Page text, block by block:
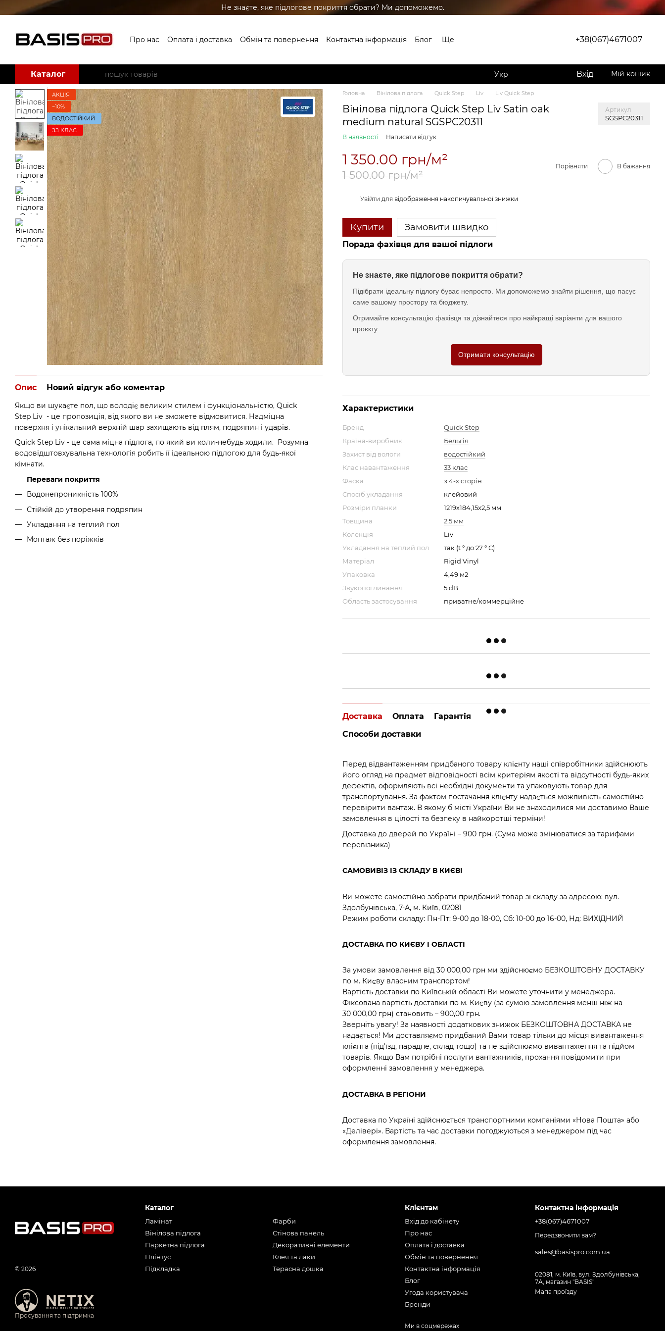
Перейти до основного контенту Не знаєте, яке підлогове покриття обрати? Ми допоможемо.
Про нас Оплата і доставка Обмін та повернення Контактна інформація Блог Ще +38(067)4671007
Каталог Укр Вхід Мій кошик
АКЦІЯ
−10%
ВОДОСТІЙКИЙ
ЗЗ КЛАС
Опис Новий відгук або коментар
Якщо ви шукаєте пол, що володіє великим стилем і функціональністю, Quick
Step Liv - це пропозиція, від якого ви не зможете відмовитися. Надміцна
поверхня і унікальний верхній шар захищають від плям, подряпин і ударів.
Quick Step Liv - це сама міцна підлога, по який ви коли-небудь ходили. Розумна
водовідштовхувальна технологія робить її ідеальною підлогою для будь-якої
кімнати.
Переваги покриття
Водонепроникність 100%
Стійкій до утворення подряпин
Укладання на теплий пол
Монтаж без поріжків
Головна Вінілова підлога Quick Step Liv Liv Quick Step
Вінілова підлога Quick Step Liv Satin oak
medium natural SGSPC20311
Артикул
SGSPC20311
В наявності Написати відгук
1 350.00 грн/м²
1 500.00 грн/м²
Порівняти В бажання
Увійти для відображення накопичувальної знижки
Купити Замовити швидко
Порада фахівця для вашої підлоги
Не знаєте, яке підлогове покриття обрати?
Підібрати ідеальну підлогу буває непросто. Ми допоможемо знайти рішення, що пасує
саме вашому простору та бюджету.
Отримайте консультацію фахівця та дізнайтеся про найкращі варіанти для вашого
проєкту.
Отримати консультацію
Характеристики
Бренд
Quick Step
Країна-виробник
Бельгія
Захист від вологи
водостійкий
Клас навантаження
33 клас
Фаска
з 4-х сторін
Спосіб укладання
клейовий
Розміри планки
1219х184,15х2,5 мм
Товщина
2,5 мм
Колекція
Liv
Укладання на теплий пол
так (t ° до 27 ° С)
Матеріал
Rigid Vinyl
Упаковка
4,49 м2
Звукопоглинання
5 dB
Область застосування
приватне/коммерційне
Доставка Оплата
Гарантія
Способи доставки
Перед відвантаженням придбаного товару клієнту наші співробітники здійснюють
його огляд на предмет відповідності всім критеріям якості та відсутності будь-яких
дефектів, оформляють всі необхідні документи та упаковують товар для
транспортування. За фактом постачання клієнту надається можливість самостійно
перевірити вантаж. В якому б місті України Ви не знаходилися ми доставимо Ваше
замовлення в цілості та безпеку в найкоротші терміни!
Доставка до дверей по Україні – 900 грн. (Сума може змінюватися за тарифами
перевізника)
САМОВИВІЗ ІЗ СКЛАДУ В КИЄВІ
Ви можете самостійно забрати придбаний товар зі складу за адресою: вул.
Здолбунівська, 7-А, м. Київ, 02081
Режим роботи складу: Пн-Пт: 9-00 до 18-00, Сб: 10-00 до 16-00, Нд: ВИХІДНИЙ
ДОСТАВКА ПО КИЄВУ І ОБЛАСТІ
За умови замовлення від 30 000,00 грн ми здійснюємо БЕЗКОШТОВНУ ДОСТАВКУ
по м. Києву власним транспортом!
Вартість доставки по Київській області Ви можете уточнити у менеджера.
Фіксована вартість доставки по м. Києву (за сумою замовлення менш ніж на
30 000,00 грн) становить – 900,00 грн.
Зверніть увагу! За наявності додаткових знижок БЕЗКОШТОВНА ДОСТАВКА не
надається! Ми доставляємо придбаний Вами товар тільки до місця вивантаження
клієнта (під'їзд, парадне, склад тощо) та не здійснюємо вивантаження та підйом
товарів. Якщо Вам потрібні послуги вантажників, прохання повідомити при
оформленні замовлення у менеджера.
ДОСТАВКА В РЕГІОНИ
Доставка по Україні здійснюється транспортними компаніями «Нова Пошта» або
«Делівері». Вартість та час доставки погоджуються з менеджером під час
оформлення замовлення.
© 2026
Просування та підтримка
Каталог
Ламінат
Вінілова підлога
Паркетна підлога
Плінтус
Підкладка
Фарби
Стінова панель
Декоративні елементи
Клея та лаки
Терасна дошка
Клієнтам
Вхід до кабінету
Про нас
Оплата і доставка
Обмін та повернення
Контактна інформація
Блог
Угода користувача
Бренди
Ми в соцмережах
Контактна інформація
+38(067)4671007
Передзвонити вам?
sales@basispro.com.ua
02081, м. Київ, вул. Здолбунівська,
7А, магазин "BASIS"
Мапа проїзду